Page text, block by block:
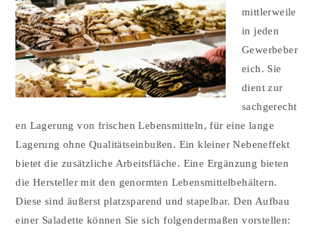
mittlerweile
in jeden
Gewerbeber
eich. Sie
dient zur
sachgerecht
en Lagerung von frischen Lebensmitteln, für eine lange
Lagerung ohne Qualitätseinbußen. Ein kleiner Nebeneffekt
bietet die zusätzliche Arbeitsfläche. Eine Ergänzung bieten
die Hersteller mit den genormten Lebensmittelbehältern.
Diese sind äußerst platzsparend und stapelbar. Den Aufbau
einer Saladette können Sie sich folgendermaßen vorstellen: